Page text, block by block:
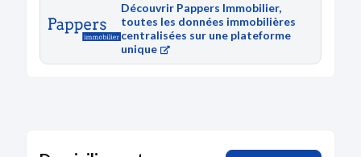
Découvrir Pappers Immobilier,
toutes les données immobilières
centralisées sur une plateforme
unique